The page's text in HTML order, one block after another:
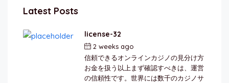
Latest Posts
license-32
2 weeks ago
信頼できるオンラインカジノの見分け方
お金を扱う以上まず確認すべきは、運営
の信頼性です。世界には数千のカジノサ